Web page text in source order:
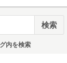
内を検索